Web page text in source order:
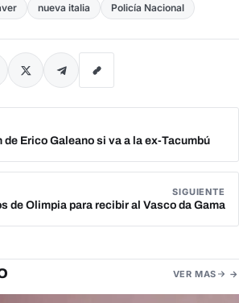
nueva italia Policía Nacional
Erico Galeano si va a la ex-Tacumbú
SIGUIENTE
de Olimpia para recibir al Vasco da Gama
VER MAS